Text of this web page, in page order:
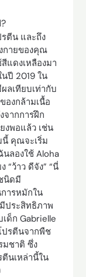
ตีน และถึง
กายของคุณ
แดงเหลืองมา
ปี 2019 ใน
ลเทียบเท่ากับ
องกล้ามเนื้อ
จากการฝึก
งพอแล้ว เช่น
คุณจะเริ่ม
ลองใช้ Aloha
“ว้าว ดีจัง” “นี่
นิดมี
ารหมักใน
ประสิทธิภาพ
ด็ก Gabrielle
ปรตีนจากพืช
มชาติ ซึ่ง
นเหล่านี้ใน